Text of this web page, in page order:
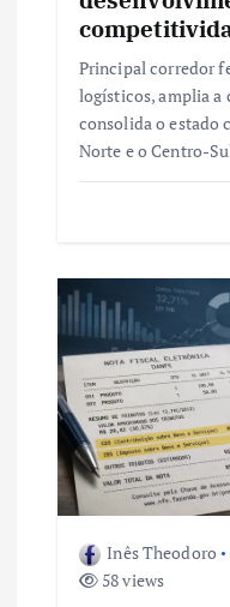
Principal corredor
logísticos, amplia a
consolida o estado
Norte e o Centro-
Inês Theodoro
58 views